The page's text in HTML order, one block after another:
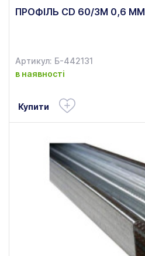
ПРОФІЛЬ CD 60/3М 0,6 ММ
Артикул: Б-442131
в наявності
Купити